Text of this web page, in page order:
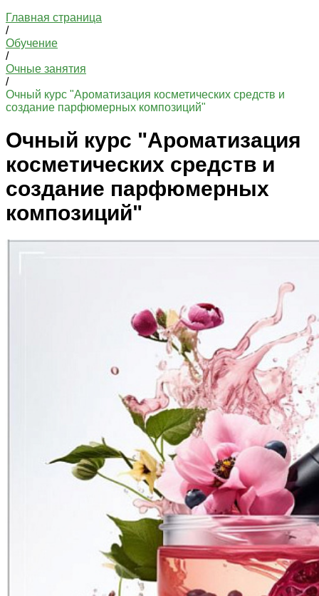
Главная страница
/
Обучение
/
Очные занятия
/
Очный курс "Ароматизация косметических средств и
создание парфюмерных композиций"
Очный курс "Ароматизация
косметических средств и
создание парфюмерных
композиций"